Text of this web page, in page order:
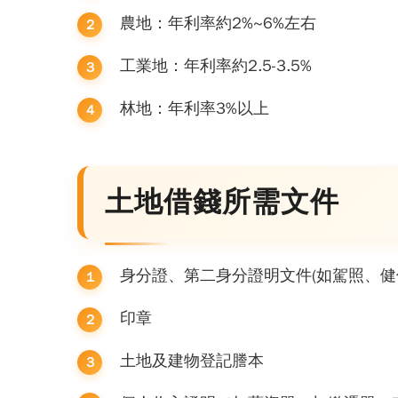
農地：年利率約2%~6%左右
工業地：年利率約2.5-3.5%
林地：年利率3%以上
土地借錢所需文件
身分證、第二身分證明文件(如駕照、
印章
土地及建物登記謄本